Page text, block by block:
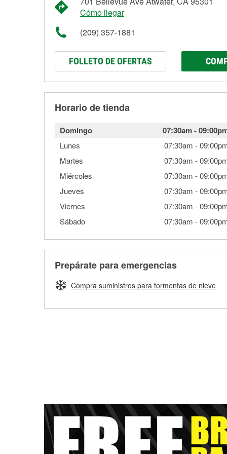
Cómo llegar
(209) 357-1881
FOLLETO DE OFERTAS
Horario de tienda
Domingo 07:30am-
Lunes 07:30am -
Martes
07:30am -
Miércoles
07:30am -
Jueves
07:30am -
Viernes
07:30am -
Sábado
07:30am -
Prepárate para emergencias
Compra suministros para tormentas de nieve